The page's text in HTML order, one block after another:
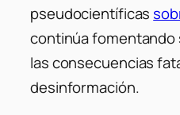
pseudocientíficas
continúa fomentando
las consecuencias
desinformación.